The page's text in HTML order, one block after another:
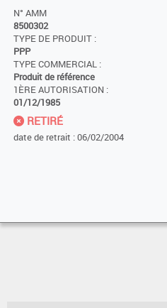
N° AMM
8500302
TYPE DE PRODUIT :
PPP
TYPE COMMERCIAL :
Produit de référence
1ÈRE AUTORISATION :
01/12/1985
RETIRÉ
date de retrait : 06/02/2004